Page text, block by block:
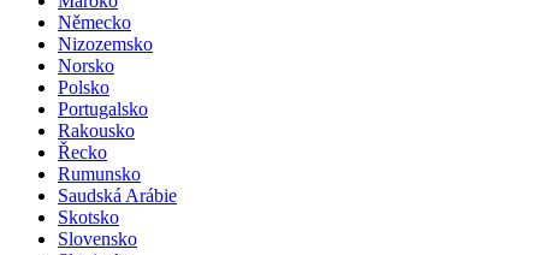
Německo
Nizozemsko
Norsko
Polsko
Portugalsko
Rakousko
Řecko
Rumunsko
Saudská Arábie
Skotsko
Slovensko